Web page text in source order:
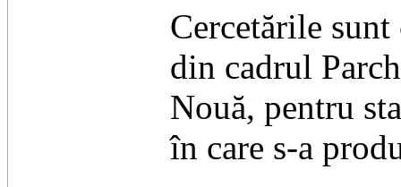
Cercetările
din cadrul
Nouă, pentru
în care s-a